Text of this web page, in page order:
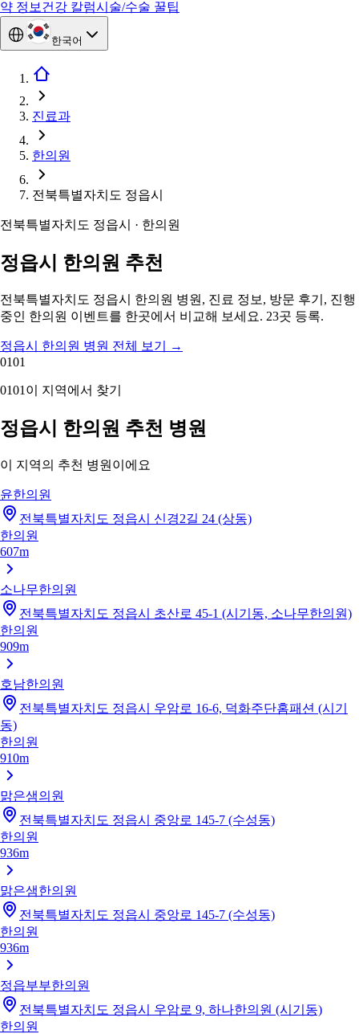
약 정보 건강 칼럼시술/수술 꿀팁
한국어
진료과
한의원
전북특별자치도 정읍시
전북특별자치도 정읍시 · 한의원
정읍시 한의원 추천
전북특별자치도 정읍시 한의원 병원, 진료 정보, 방문 후기, 진행
중인 한의원 이벤트를 한곳에서 비교해 보세요. 23곳 등록.
정읍시 한의원 병원 전체 보기
→
0101
0101 이 지역에서 찾기
정읍시 한의원 추천 병원
이 지역의 추천 병원이에요
윤한의원
전북특별자치도 정읍시 신경2길 24 (상동)
한의원
607m
소나무한의원
전북특별자치도 정읍시 초산로 45-1 (시기동, 소나무한의원)
한의원
909m
호남한의원
전북특별자치도 정읍시 우암로 16-6, 덕화주단홈패션 (시기
동)
한의원
910m
맑은샘의원
전북특별자치도 정읍시 중앙로 145-7 (수성동)
한의원
936m
맑은샘한의원
전북특별자치도 정읍시 중앙로 145-7 (수성동)
한의원
936m
정읍부부한의원
전북특별자치도 정읍시 우암로 9, 하나한의원 (시기동)
한의원